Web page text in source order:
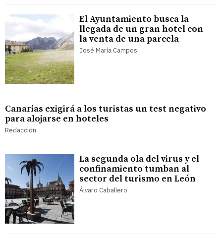
El Ayuntamiento busca la
llegada de un gran hotel con
la venta de una parcela
José María Campos
Canarias exigirá a los turistas un test negativo
para alojarse en hoteles
Redacción
La segunda ola del virus y el
confinamiento tumban al
sector del turismo en León
Álvaro Caballero